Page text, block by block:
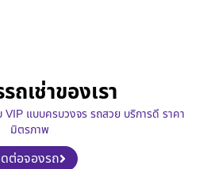
ถเช่าของเรา
แบบครบวงจร รถสวย บริการดี ราคา
มิตรภาพ
ต่อจองรถ